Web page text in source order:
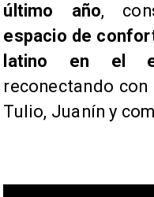
último año,
espacio de
latino en el
reconectando
Tulio, Juanín y